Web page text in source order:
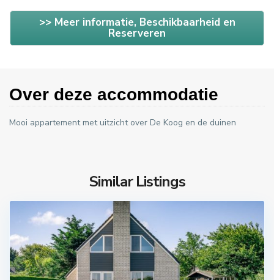
>> Meer informatie, Beschikbaarheid en
Reserveren
Over deze accommodatie
Mooi appartement met uitzicht over De Koog en de duinen
Similar Listings